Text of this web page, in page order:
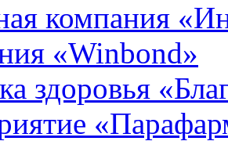
компания
«Winbond»
здоровья